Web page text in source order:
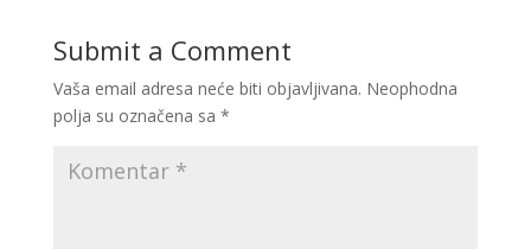
Submit a Comment
Vaša email adresa neće biti objavljivana. Neophodna
polja su označena sa *